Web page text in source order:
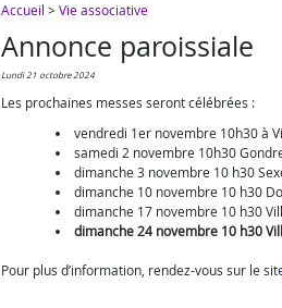
Accueil >Vie associative
Annonce paroissiale
lundi 21 octobre 2024
Les prochaines messes seront célébrées :
vendredi 1er novembre 10h30 à
samedi 2 novembre 10h30
dimanche 3 novembre 10 h30
dimanche 10 novembre 10 h30
dimanche 17 novembre 10 h30
dimanche 24 novembre 10 h30
Pour plus d’information, rendez-vous sur le